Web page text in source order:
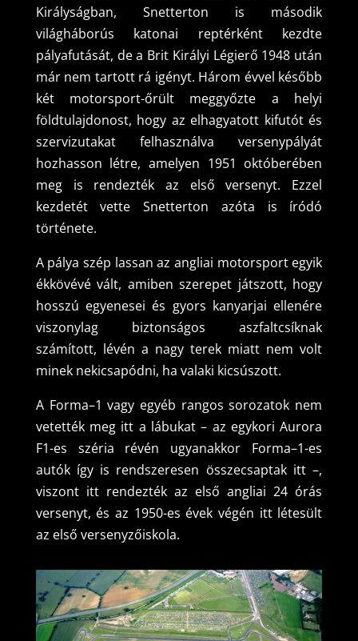
Királyságban, Snetterton is második
világháborús katonai reptérként kezdte
pályafutását, de a Brit Királyi Légierő 1948 után
már nem tartott rá igényt. Három évvel később
két motorsport-őrült meggyőzte a helyi
földtulajdonost, hogy az elhagyatott kifutót és
szervizutakat felhasználva versenypályát
hozhasson létre, amelyen 1951 októberében
meg is rendezték az első versenyt. Ezzel
kezdetét vette Snetterton azóta is íródó
története.
A pálya szép lassan az angliai motorsport egyik
ékkövévé vált, amiben szerepet játszott, hogy
hosszú egyenesei és gyors kanyarjai ellenére
viszonylag biztonságos aszfaltcsíknak
számított, lévén a nagy terek miatt nem volt
minek nekicsapódni, ha valaki kicsúszott.
A Forma–1 vagy egyéb rangos sorozatok nem
vetették meg itt a lábukat – az egykori Aurora
F1-es széria révén ugyanakkor Forma–1-es
autók így is rendszeresen összecsaptak itt –,
viszont itt rendezték az első angliai 24 órás
versenyt, és az 1950-es évek végén itt létesült
az első versenyzőiskola.